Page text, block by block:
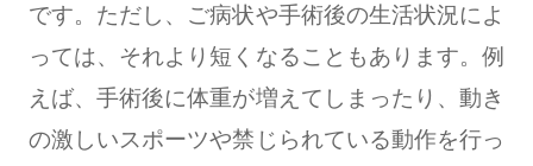
です。ただし、ご病状や手術後の生活状況によ
っては、それより短くなることもあります。例
えば、手術後に体重が増えてしまったり、動き
の激しいスポーツや禁じられている動作を行っ